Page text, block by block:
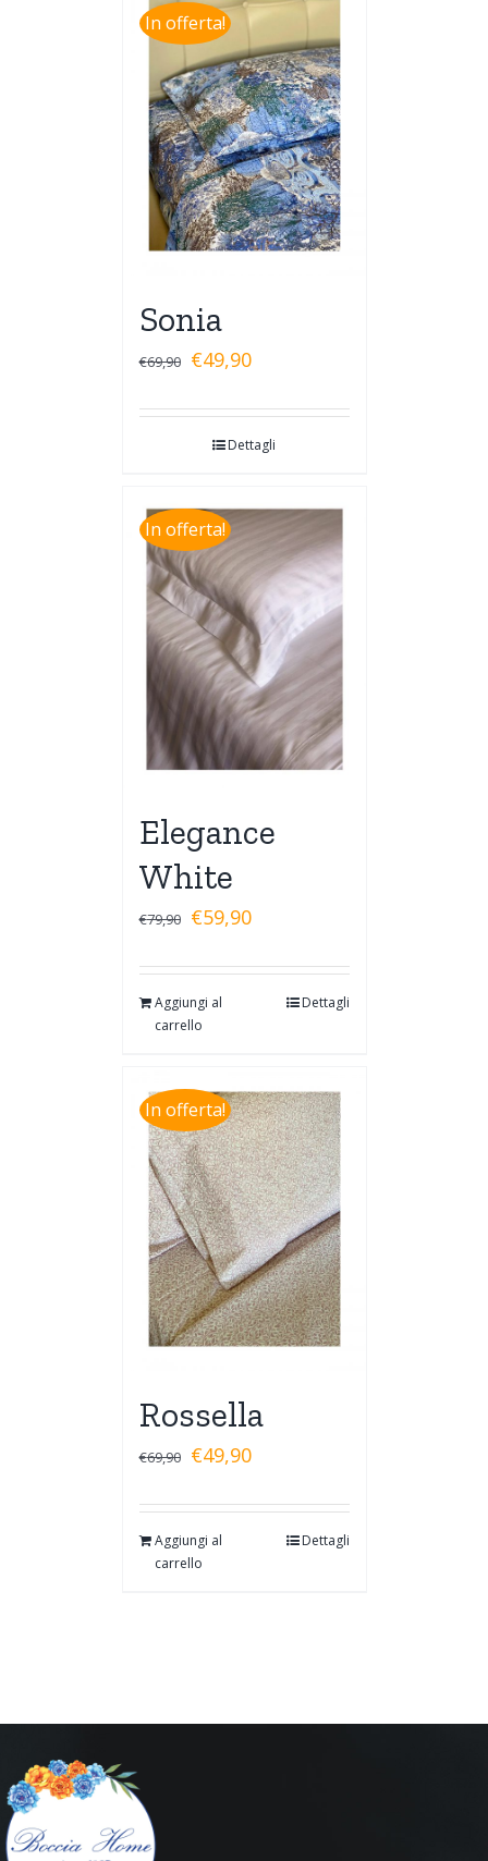
In offerta!
Sonia
€69,90 €49,90
Dettagli
In offerta!
Elegance
White
€79,90 €59,90
Aggiungi al
carrello
Dettagli
In offerta!
Rossella
€69,90 €49,90
Aggiungi al
carrello
Dettagli